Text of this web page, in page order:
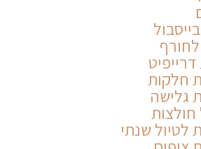
חלקות
גלישה
לטיול שנתי